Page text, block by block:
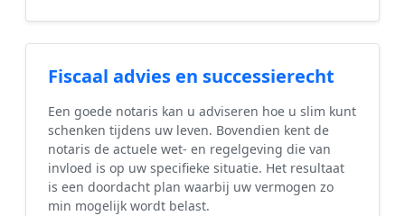
Fiscaal advies en successierecht
Een goede notaris kan u adviseren hoe u slim kunt
schenken tijdens uw leven. Bovendien kent de
notaris de actuele wet- en regelgeving die van
invloed is op uw specifieke situatie. Het resultaat
is een doordacht plan waarbij uw vermogen zo
min mogelijk wordt belast.